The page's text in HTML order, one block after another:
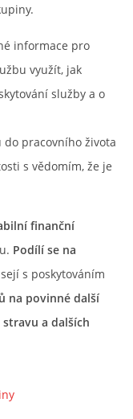
SKUPINĚ
informace pro
využít, jak
služby a o
pracovního života
s vědomím, že je
finanční
Podílí se na
s poskytováním
na povinné další
a dalších